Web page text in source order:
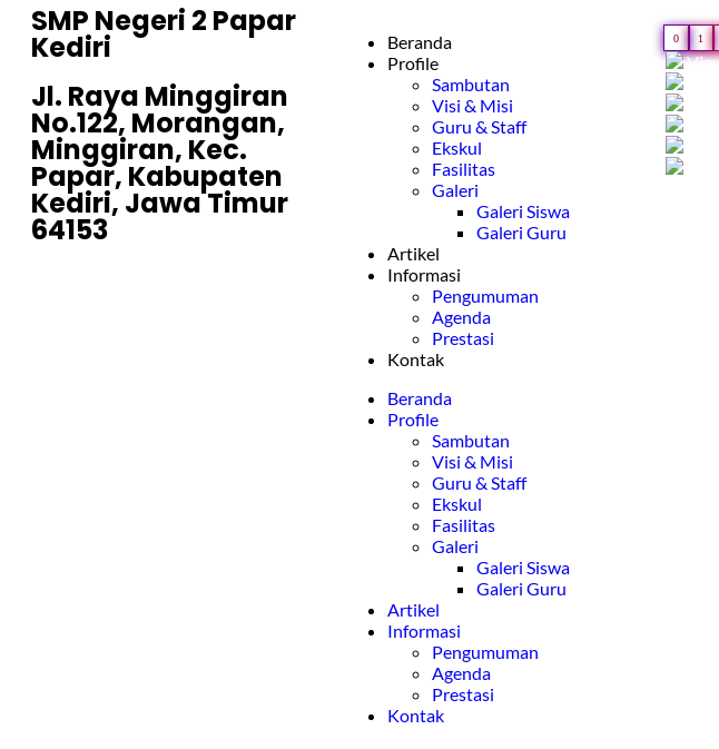
SMP Negeri 2 Papar
Kediri
Jl. Raya Minggiran
No.122, Morangan,
Minggiran, Kec.
Papar, Kabupaten
Kediri, Jawa Timur
64153
Beranda
Profile
Sambutan
Visi & Misi
Guru & Staff
Ekskul
Fasilitas
Galeri
Galeri Siswa
Galeri Guru
Artikel
Informasi
Pengumuman
Agenda
Prestasi
Kontak
Beranda
Profile
Sambutan
Visi & Misi
Guru & Staff
Ekskul
Fasilitas
Galeri
Galeri Siswa
Galeri Guru
Artikel
Informasi
Pengumuman
Agenda
Prestasi
Kontak
0 1